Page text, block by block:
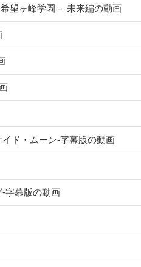
望ヶ峰学園－ 未来編の動画
ド・ムーン-字幕版の動画
字幕版の動画